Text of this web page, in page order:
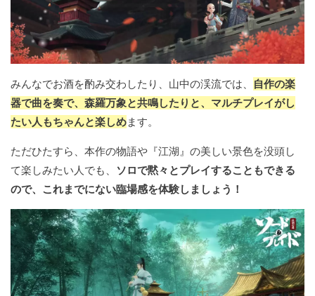
みんなでお酒を酌み交わしたり、山中の渓流では、
自作の楽
器で曲を奏で、森羅万象と共鳴したりと、マルチプレイがし
たい人もちゃんと楽しめます。
ただひたすら、本作の物語や『江湖』の美しい景色を没頭し
て楽しみたい人でも、
ソロで黙々とプレイすることもできる
ので、これまでにない臨場感を体験しましょう！